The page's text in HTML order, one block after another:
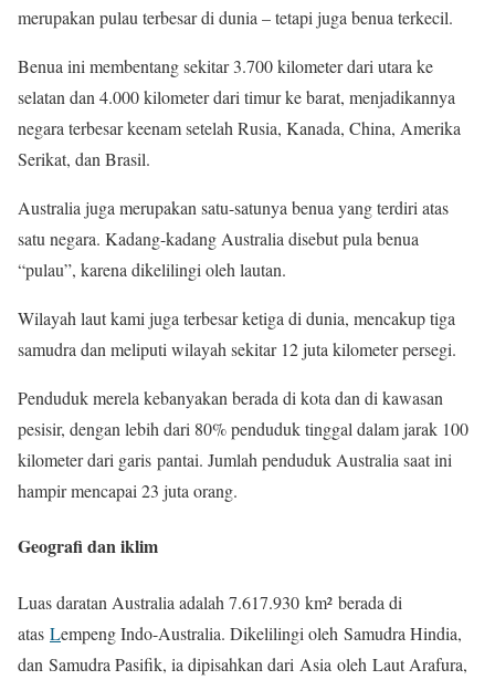
merupakan pulau terbesar di dunia – tetapi juga benua terkecil.
Benua ini membentang sekitar 3.700 kilometer dari utara ke
selatan dan 4.000 kilometer dari timur ke barat, menjadikannya
negara terbesar keenam setelah Rusia, Kanada, China, Amerika
Serikat, dan Brasil.
Australia juga merupakan satu-satunya benua yang terdiri atas
satu negara. Kadang-kadang Australia disebut pula benua
“pulau”, karena dikelilingi oleh lautan.
Wilayah laut kami juga terbesar ketiga di dunia, mencakup tiga
samudra dan meliputi wilayah sekitar 12 juta kilometer persegi.
Penduduk merela kebanyakan berada di kota dan di kawasan
pesisir, dengan lebih dari 80% penduduk tinggal dalam jarak 100
kilometer dari garis pantai. Jumlah penduduk Australia saat ini
hampir mencapai 23 juta orang.
Geografi dan iklim
Luas daratan Australia adalah 7.617.930 km² berada di
atas Lempeng Indo-Australia. Dikelilingi oleh Samudra Hindia,
dan Samudra Pasifik, ia dipisahkan dari Asia oleh Laut Arafura,